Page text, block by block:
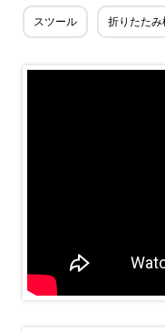
スツール 折りたたみ